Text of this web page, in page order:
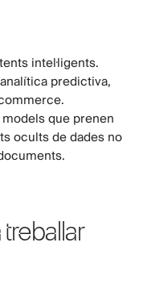
intel·ligents.
predictiva,
que prenen
ocults de dades no